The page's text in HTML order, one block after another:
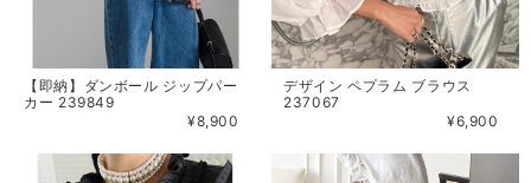
【即納】ダンボール ジップパー
カー 239849
¥8,900
デザイン ペプラム ブラウス
237067
¥6,900